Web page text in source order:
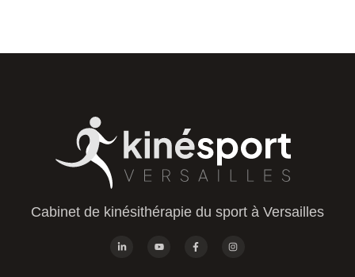
Cabinet de kinésithérapie du sport à Versailles